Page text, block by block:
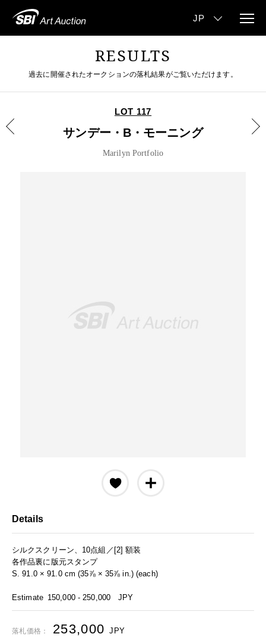
RESULTS
過去に開催されたオークションの落札結果がご覧いただけます。
LOT 117
サンデー・B・モーニング
Marilyn Portfolio
Details
シルクスクリーン、10点組／[2] 額装
各作品裏に版元スタンプ
S. 91.0 × 91.0 cm (35⅞ × 35⅞ in.) (each)
Estimate 150,000 - 250,000 JPY
落札価格： 253,000 JPY